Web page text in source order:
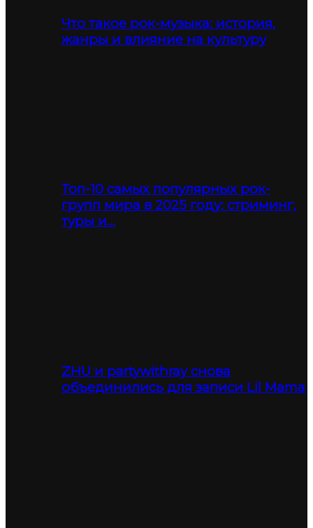
Что такое рок-музыка: история,
жанры и влияние на культуру
Топ-10 самых популярных рок-
групп мира в 2025 году: стриминг,
туры и…
ZHU и partywithray снова
объединились для записи Lil Mama